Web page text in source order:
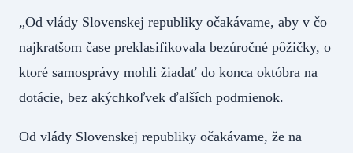
„Od vlády Slovenskej republiky očakávame, aby v čo
najkratšom čase preklasifikovala bezúročné pôžičky, o
ktoré samosprávy mohli žiadať do konca októbra na
dotácie, bez akýchkoľvek ďalších podmienok.
Od vlády Slovenskej republiky očakávame, že na